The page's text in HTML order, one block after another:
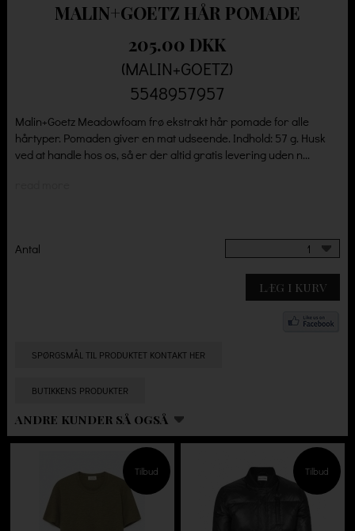
MALIN+GOETZ HÅR POMADE
205.00 DKK
(MALIN+GOETZ)
5548957957
Malin+Goetz Meadowfoam frø ekstrakt hår pomade for alle
hårtyper. Pomaden giver en mat udseende. Indhold: 57 g. Husk
ved at handle hos os, så er der altid gratis levering uden n...
Antal 1
LÆG I KURV
SPØRGSMÅL TIL PRODUKTET KONTAKT HER
BUTIKKENS PRODUKTER
ANDRE KUNDER SÅ OGSÅ
Tilbud Tilbud